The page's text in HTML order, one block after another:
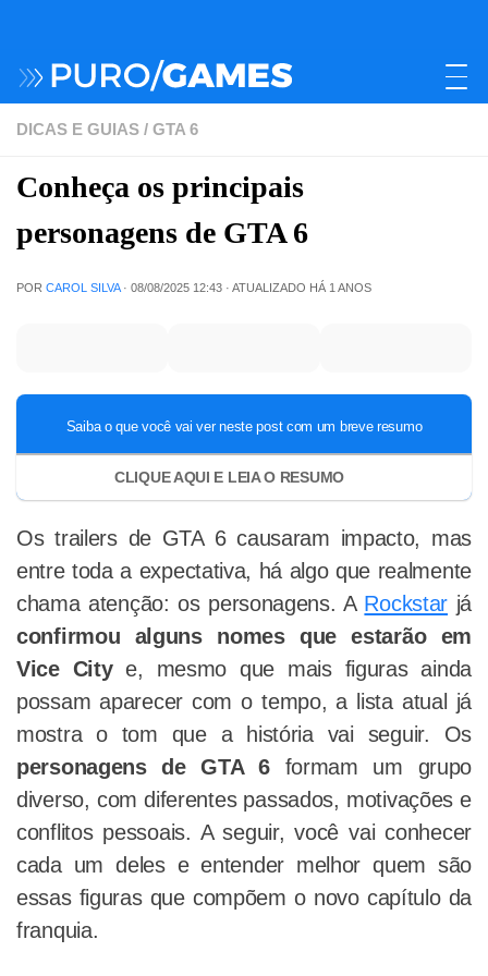
DICAS E GUIAS / GTA 6
Conheça os principais
personagens de GTA 6
POR CAROL SILVA · 08/08/2025 12:43 · ATUALIZADO HÁ 1 ANOS
Os trailers de GTA 6 causaram impacto, mas
entre toda a expectativa, há algo que realmente
chama atenção: os personagens. A Rockstar já
confirmou alguns nomes que estarão em
Vice Citye, mesmo que mais figuras ainda
possam aparecer com o tempo, a lista atual já
mostra o tom que a história vai seguir. Os
personagens de GTA 6formam um grupo
diverso, com diferentes passados, motivações e
conflitos pessoais. A seguir, você vai conhecer
cada um deles e entender melhor quem são
essas figuras que compõem o novo capítulo da
franquia.